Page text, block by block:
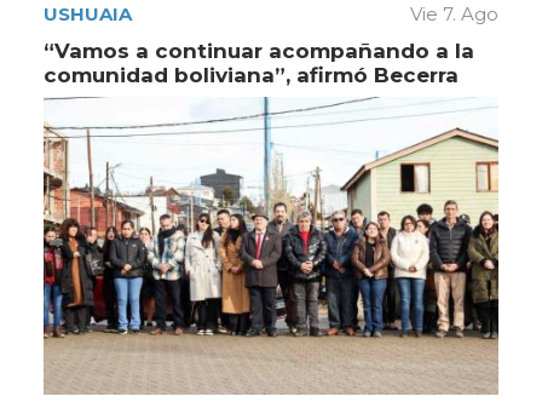
USHUAIA Vie 7. Ago
“Vamos a continuar acompañando a la
comunidad boliviana”, afirmó Becerra